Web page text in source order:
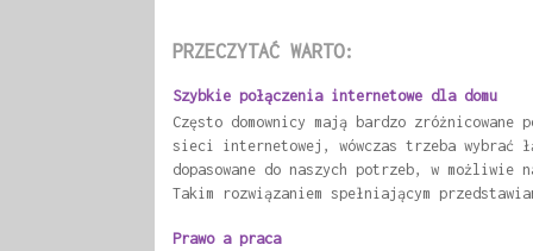
PRZECZYTAĆ WARTO:
Szybkie połączenia internetowe dla domu
Często domownicy mają bardzo
sieci internetowej, wówczas trzeba wybrać
dopasowane do naszych potrzeb, w możliwie
Takim rozwiązaniem spełniającym
Prawo a praca